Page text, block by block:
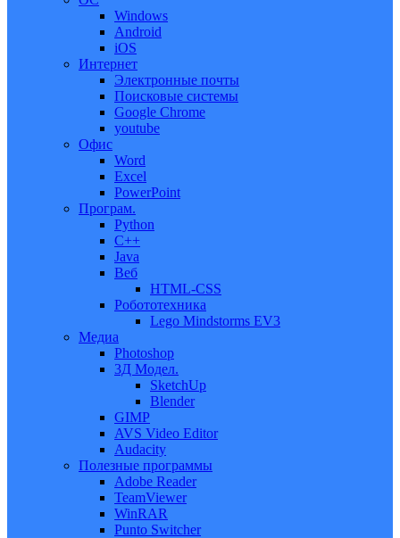
Windows
Android
iOS
Интернет
Электронные почты
Поисковые системы
Google Chrome
youtube
Офис
Word
Excel
PowerPoint
Програм.
Python
C++
Java
Веб
HTML-CSS
Робототехника
Lego Mindstorms EV3
Медиа
Photoshop
3Д Модел.
SketchUp
Blender
GIMP
AVS Video Editor
Audacity
Полезные программы
Adobe Reader
TeamViewer
WinRAR
Punto Switcher